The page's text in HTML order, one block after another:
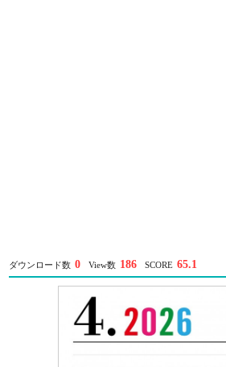
ダウンロード数 0 View数 186 SCORE 65.1